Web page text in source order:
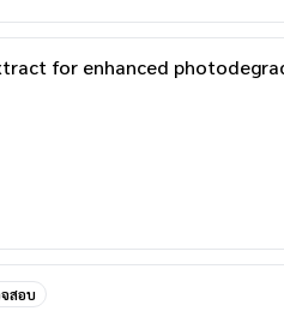
for enhanced
สอบ